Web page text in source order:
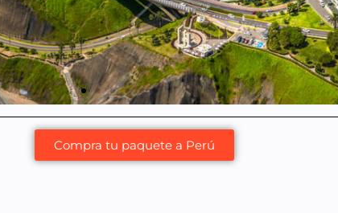
Compra tu paquete a Perú